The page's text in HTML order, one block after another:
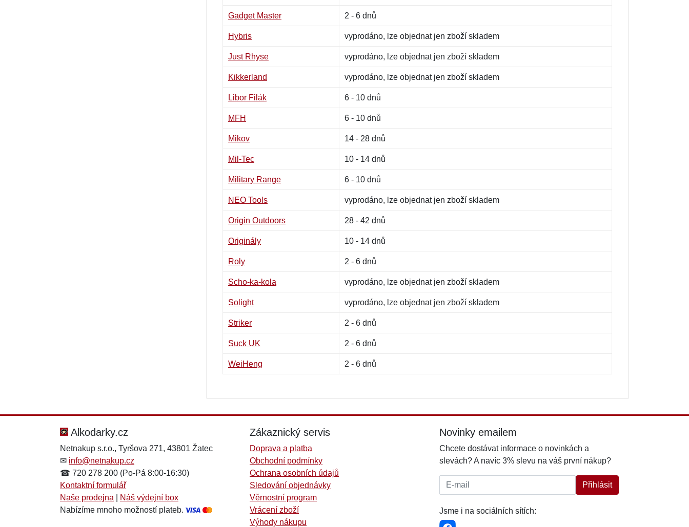
Gadget Master 2 - 6 dnů
Hybris vyprodáno, lze objednat jen zboží skladem
Just Rhyse vyprodáno, lze objednat jen zboží skladem
Kikkerland vyprodáno, lze objednat jen zboží skladem
Libor Filák 6 - 10 dnů
MFH 6 - 10 dnů
Mikov 14 - 28 dnů
Mil-Tec 10 - 14 dnů
Military Range 6 - 10 dnů
NEO Tools vyprodáno, lze objednat jen zboží skladem
Origin Outdoors 28 - 42 dnů
Originály 10 - 14 dnů
Roly 2 - 6 dnů
Scho-ka-kola vyprodáno, lze objednat jen zboží skladem
Solight vyprodáno, lze objednat jen zboží skladem
Striker 2 - 6 dnů
Suck UK 2 - 6 dnů
WeiHeng 2 - 6 dnů
Alkodarky.cz
Netnakup s.r.o., Tyršova 271, 43801 Žatec
✉ info@netnakup.cz
☎ 720 278 200 (Po-Pá 8:00-16:30)
Kontaktní formulář
Naše prodejna
Náš výdejní box
Nabízíme mnoho možností plateb.
Zákaznický servis
Doprava a platba
Obchodní podmínky
Ochrana osobních údajů
Sledování objednávky
Věrnostní program
Vrácení zboží
Výhody nákupu
Novinky emailem
Chcete dostávat informace o novinkách a
slevách? A navíc 3% slevu na váš první nákup?
E-mail: Přihlásit
Jsme i na sociálních sítích: